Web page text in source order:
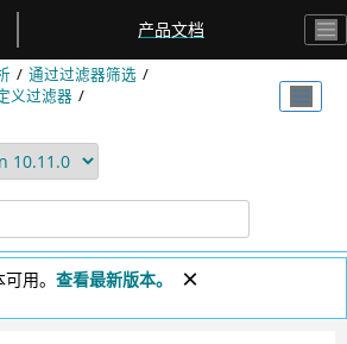
产品文档
通过过滤器筛选
义过滤器
用。 查看最新版本。